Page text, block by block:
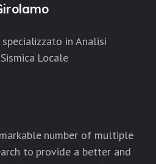
in Analisi
Locale
number of multiple
to provide a better and